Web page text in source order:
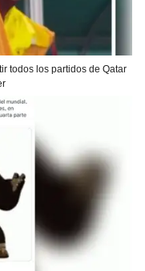
todos los partidos de Qatar